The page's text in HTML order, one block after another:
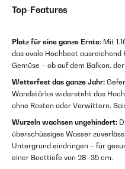
Top-Features
Platz für eine ganze Ernte: Mit
das ovale Hochbeet ausreichend
Gemüse – ob auf dem Balkon,
Wetterfest das ganze Jahr:
Wandstärke widersteht das
ohne Rosten oder Verwittern,
Wurzeln wachsen ungehindert:
überschüssiges Wasser
Untergrund eindringen – für
einer Beettiefe von 28–35 cm.